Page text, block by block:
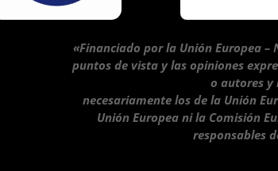
«Financiado por la Unión Europea –
puntos de vista y las opiniones
o autores y
necesariamente los de la Unión
Unión Europea ni la Comisión
responsables